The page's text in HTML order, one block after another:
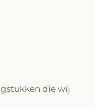
die wij